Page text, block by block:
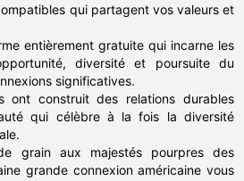
qui partagent vos valeurs et
entièrement gratuite qui incarne les
diversité et poursuite du
significatives.
ont construit des relations durables
qui célèbre à la fois la diversité
grain aux majestés pourpres des
grande connexion américaine vous